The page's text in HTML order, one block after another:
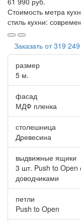
Стоимость метра
стиль кухни:
Заказать от319
размер
5 м.
фасад
МДФ пленка
столешница
Древесина
выдвижные ящики
3 шт. Push to Open
доводчиками
петли
Push to Open